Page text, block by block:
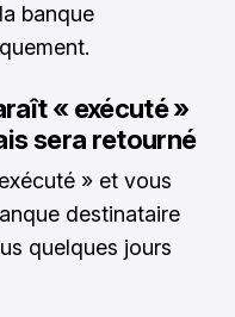
banque
« exécuté »
sera retourné
» et vous
destinataire
quelques jours